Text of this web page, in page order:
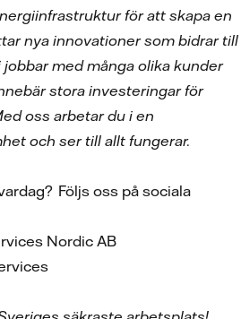
för att skapa en
nya innovationer som bidrar till
med många olika kunder
stora investeringar för
oss arbetar du i en
och ser till allt fungerar.
Följs oss på sociala
Nordic AB